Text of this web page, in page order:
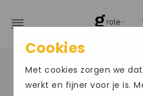
Home
Cookies
Met cookies zorgen we
werkt en fijner voor je is.